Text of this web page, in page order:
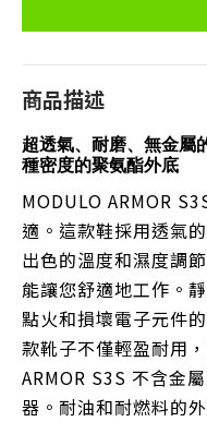
商品描述
超透氣、耐磨、無金屬
種密度的聚氨酯外底
MODULO ARMOR
適。這款鞋採用透氣
出色的溫度和濕度調
能讓您舒適地工作。
點火和損壞電子元件
款靴子不僅輕盈耐用
ARMOR S3S 不含金
器。耐油和耐燃料的